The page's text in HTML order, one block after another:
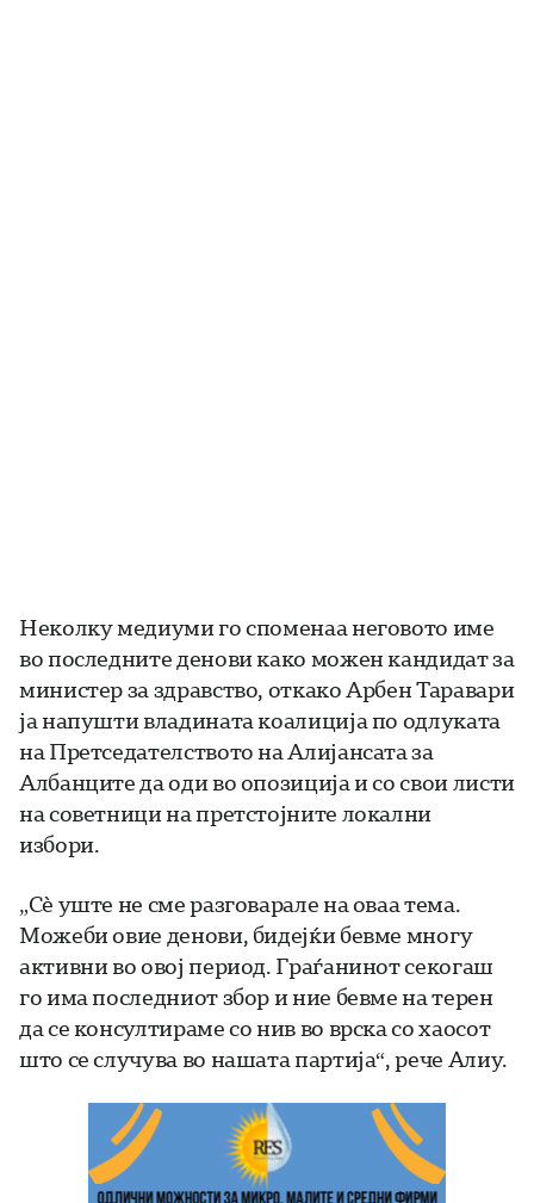
Неколку медиуми го споменаа неговото име
во последните денови како можен кандидат за
министер за здравство, откако Арбен Таравари
ја напушти владината коалиција по одлуката
на Претседателството на Алијансата за
Албанците да оди во опозиција и со свои листи
на советници на претстојните локални
избори.
„Сè уште не сме разговарале на оваа тема.
Можеби овие денови, бидејќи бевме многу
активни во овој период. Граѓанинот секогаш
го има последниот збор и ние бевме на терен
да се консултираме со нив во врска со хаосот
што се случува во нашата партија“, рече Алиу.